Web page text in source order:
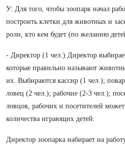
У: Для того, чтобы зоопарк начал
построить клетки для животных и
роли, кто кем будет (по желанию
- Директор (1 чел.) Директор
которые правильно называют
их. Выбираются кассир (1 чел.);
ловец (2 чел.); рабочие (2-3 чел.);
ловцов, рабочих и посетителей
количества играющих детей.
Директор зоопарка набирает на